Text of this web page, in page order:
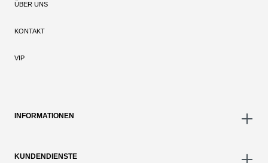
ÜBER UNS
KONTAKT
VIP
INFORMATIONEN
KUNDENDIENSTE